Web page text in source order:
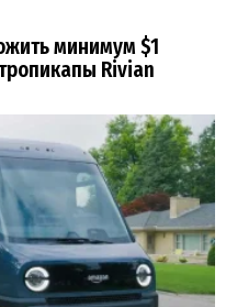
минимум $1
Rivian